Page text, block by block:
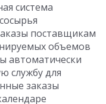
система
поставщикам
объемов
автоматически
службу для
заказы